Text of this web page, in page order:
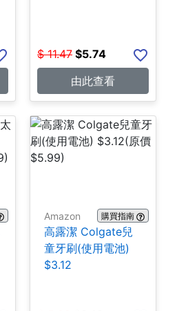
$ 11.47 $5.74
由此查看
Amazon 購買指南
高露潔 Colgate兒
童牙刷(使用電池)
$3.12